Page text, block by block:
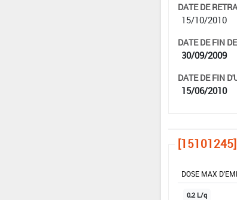
DATE DE
15/10/2010
DATE DE FIN
30/09/2009
DATE DE FIN
15/06/2010
[15101245]
DOSE MAX
0,2 L/q